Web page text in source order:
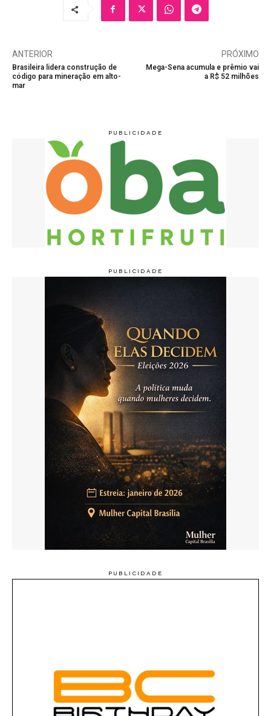
ANTERIOR
Brasileira lidera construção de
código para mineração em alto-
mar
PRÓXIMO
Mega-Sena acumula e prêmio vai
a R$ 52 milhões